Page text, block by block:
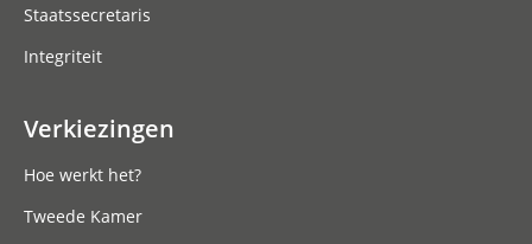
Staatssecretaris
Integriteit
Verkiezingen
Hoe werkt het?
Tweede Kamer